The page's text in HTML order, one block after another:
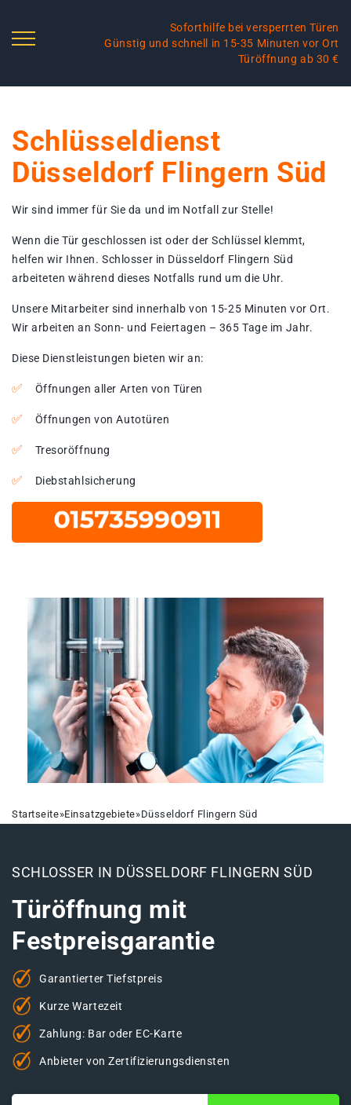
Soforthilfe bei versperrten Türen
Günstig und schnell in 15-35 Minuten vor Ort
Türöffnung ab 30 €
Schlüsseldienst
Düsseldorf Flingern Süd
Wir sind immer für Sie da und im Notfall zur Stelle!
Wenn die Tür geschlossen ist oder der Schlüssel klemmt,
helfen wir Ihnen. Schlosser in Düsseldorf Flingern Süd
arbeiteten während dieses Notfalls rund um die Uhr.
Unsere Mitarbeiter sind innerhalb von 15-25 Minuten vor Ort.
Wir arbeiten an Sonn- und Feiertagen – 365 Tage im Jahr.
Diese Dienstleistungen bieten wir an:
Öffnungen aller Arten von Türen
Öffnungen von Autotüren
Tresoröffnung
Diebstahlsicherung
Startseite»Einsatzgebiete»Düsseldorf Flingern Süd
SCHLOSSER IN DÜSSELDORF FLINGERN SÜD
Türöffnung mit
Festpreisgarantie
Garantierter Tiefstpreis
Kurze Wartezeit
Zahlung: Bar oder EC-Karte
Anbieter von Zertifizierungsdiensten